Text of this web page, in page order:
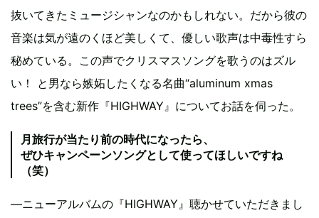
抜いてきたミュージシャンなのかもしれない。だから彼の
音楽は気が遠のくほど美しくて、優しい歌声は中毒性すら
秘めている。この声でクリスマスソングを歌うのはズル
い！ と男なら嫉妬したくなる名曲“aluminum xmas
trees”を含む新作『HIGHWAY』についてお話を伺った。
月旅行が当たり前の時代になったら、
ぜひキャンペーンソングとして使ってほしいですね
（笑）
―ニューアルバムの『HIGHWAY』聴かせていただきまし